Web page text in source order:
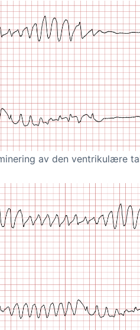
av den ventrikulære